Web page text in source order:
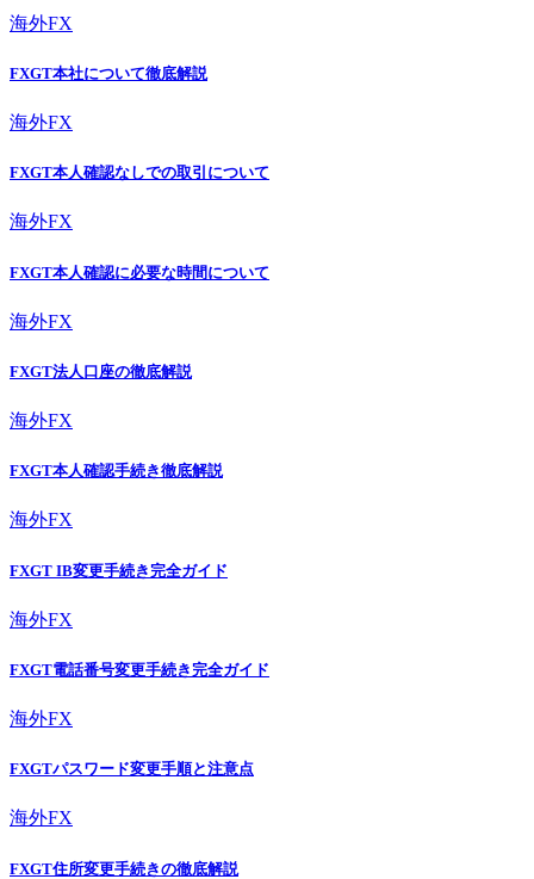
海外FX
FXGT本社について徹底解説
海外FX
FXGT本人確認なしでの取引について
海外FX
FXGT本人確認に必要な時間について
海外FX
FXGT法人口座の徹底解説
海外FX
FXGT本人確認手続き徹底解説
海外FX
FXGT IB変更手続き完全ガイド
海外FX
FXGT電話番号変更手続き完全ガイド
海外FX
FXGTパスワード変更手順と注意点
海外FX
FXGT住所変更手続きの徹底解説